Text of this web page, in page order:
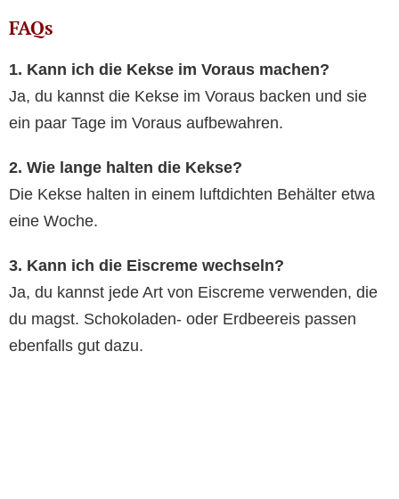
FAQs
1. Kann ich die Kekse im Voraus machen?
Ja, du kannst die Kekse im Voraus backen und sie
ein paar Tage im Voraus aufbewahren.
2. Wie lange halten die Kekse?
Die Kekse halten in einem luftdichten Behälter etwa
eine Woche.
3. Kann ich die Eiscreme wechseln?
Ja, du kannst jede Art von Eiscreme verwenden, die
du magst. Schokoladen- oder Erdbeereis passen
ebenfalls gut dazu.